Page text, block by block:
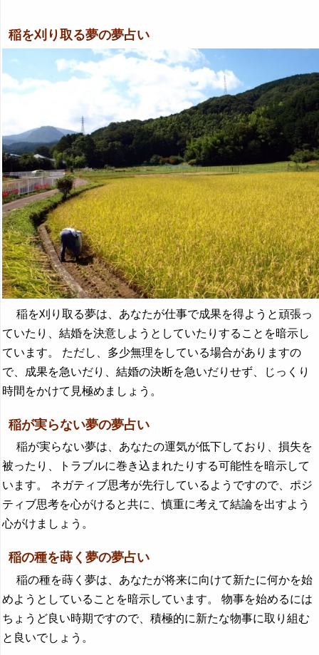
稲を刈り取る夢の夢占い
稲を刈り取る夢は、あなたが仕事で成果を得ようと頑張っ
ていたり、結婚を決意しようとしていたりすることを暗示し
ています。 ただし、多少無理をしている場合がありますの
で、成果を急いだり、結婚の決断を急いだりせず、じっくり
時間をかけて見極めましょう。
稲が実らない夢の夢占い
稲が実らない夢は、あなたの運気が低下しており、損失を
被ったり、トラブルに巻き込まれたりする可能性を暗示して
います。 ネガティブ思考が先行しているようですので、ポジ
ティブ思考を心がけると共に、慎重に考えて結論を出すよう
心がけましょう。
稲の種を蒔く夢の夢占い
稲の種を蒔く夢は、あなたが将来に向けて新たに何かを始
めようとしていることを暗示しています。 物事を始めるには
ちょうど良い時期ですので、積極的に新たな物事に取り組む
と良いでしょう。